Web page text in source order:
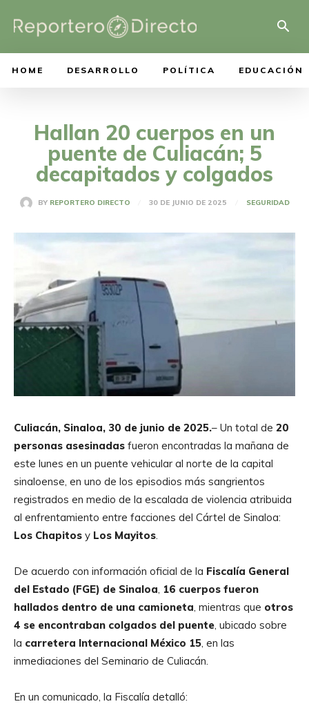
HOME DESARROLLO POLÍTICA EDUCACIÓN
Hallan 20 cuerpos en un
puente de Culiacán; 5
decapitados y colgados
BY REPORTERO DIRECTO 30 DE JUNIO DE 2025 SEGURIDAD
Culiacán, Sinaloa, 30 de junio de 2025.– Un total de 20
personas asesinadas fueron encontradas la mañana de
este lunes en un puente vehicular al norte de la capital
sinaloense, en uno de los episodios más sangrientos
registrados en medio de la escalada de violencia atribuida
al enfrentamiento entre facciones del Cártel de Sinaloa:
Los Chapitos y Los Mayitos.
De acuerdo con información oficial de la Fiscalía General
del Estado (FGE) de Sinaloa, 16 cuerpos fueron
hallados dentro de una camioneta, mientras que otros
4 se encontraban colgados del puente, ubicado sobre
la carretera Internacional México 15, en las
inmediaciones del Seminario de Culiacán.
En un comunicado, la Fiscalía detalló: